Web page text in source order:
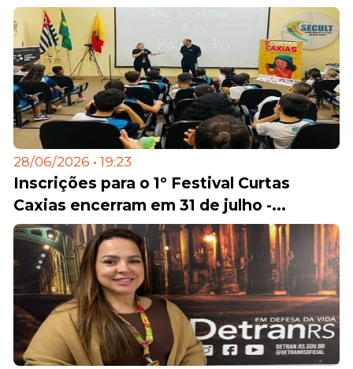
28/06/2026 • 19:23
Inscrições para o 1º Festival Curtas
Caxias encerram em 31 de julho -...